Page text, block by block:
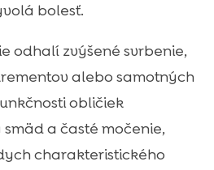
bolesť.
odhalí zvýšené svrbenie,
alebo samotných
obličiek
a časté močenie,
charakteristického